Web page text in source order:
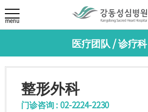
menu LANGUAGE
KOR
ENG
医院介绍
院长致辞
任务/愿景
30周年致辞
医疗团队 / 诊疗科
医疗团队
诊疗科整形外科
门诊咨询 : 02-2224-2230